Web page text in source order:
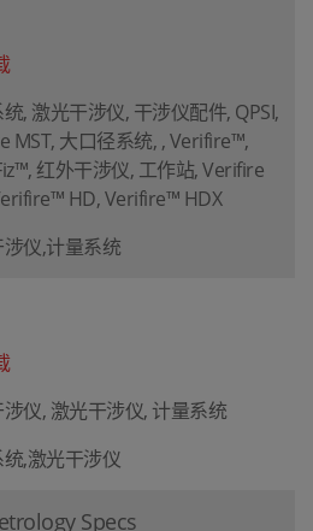
, 激光干涉仪, 干涉仪配件, QPSI,
MST, 大口径系统, , Verifire™,
红外干涉仪, 工作站, Verifire
HD, Verifire™ HDX
仪,计量系统
仪, 激光干涉仪, 计量系统
,激光干涉仪
Specs